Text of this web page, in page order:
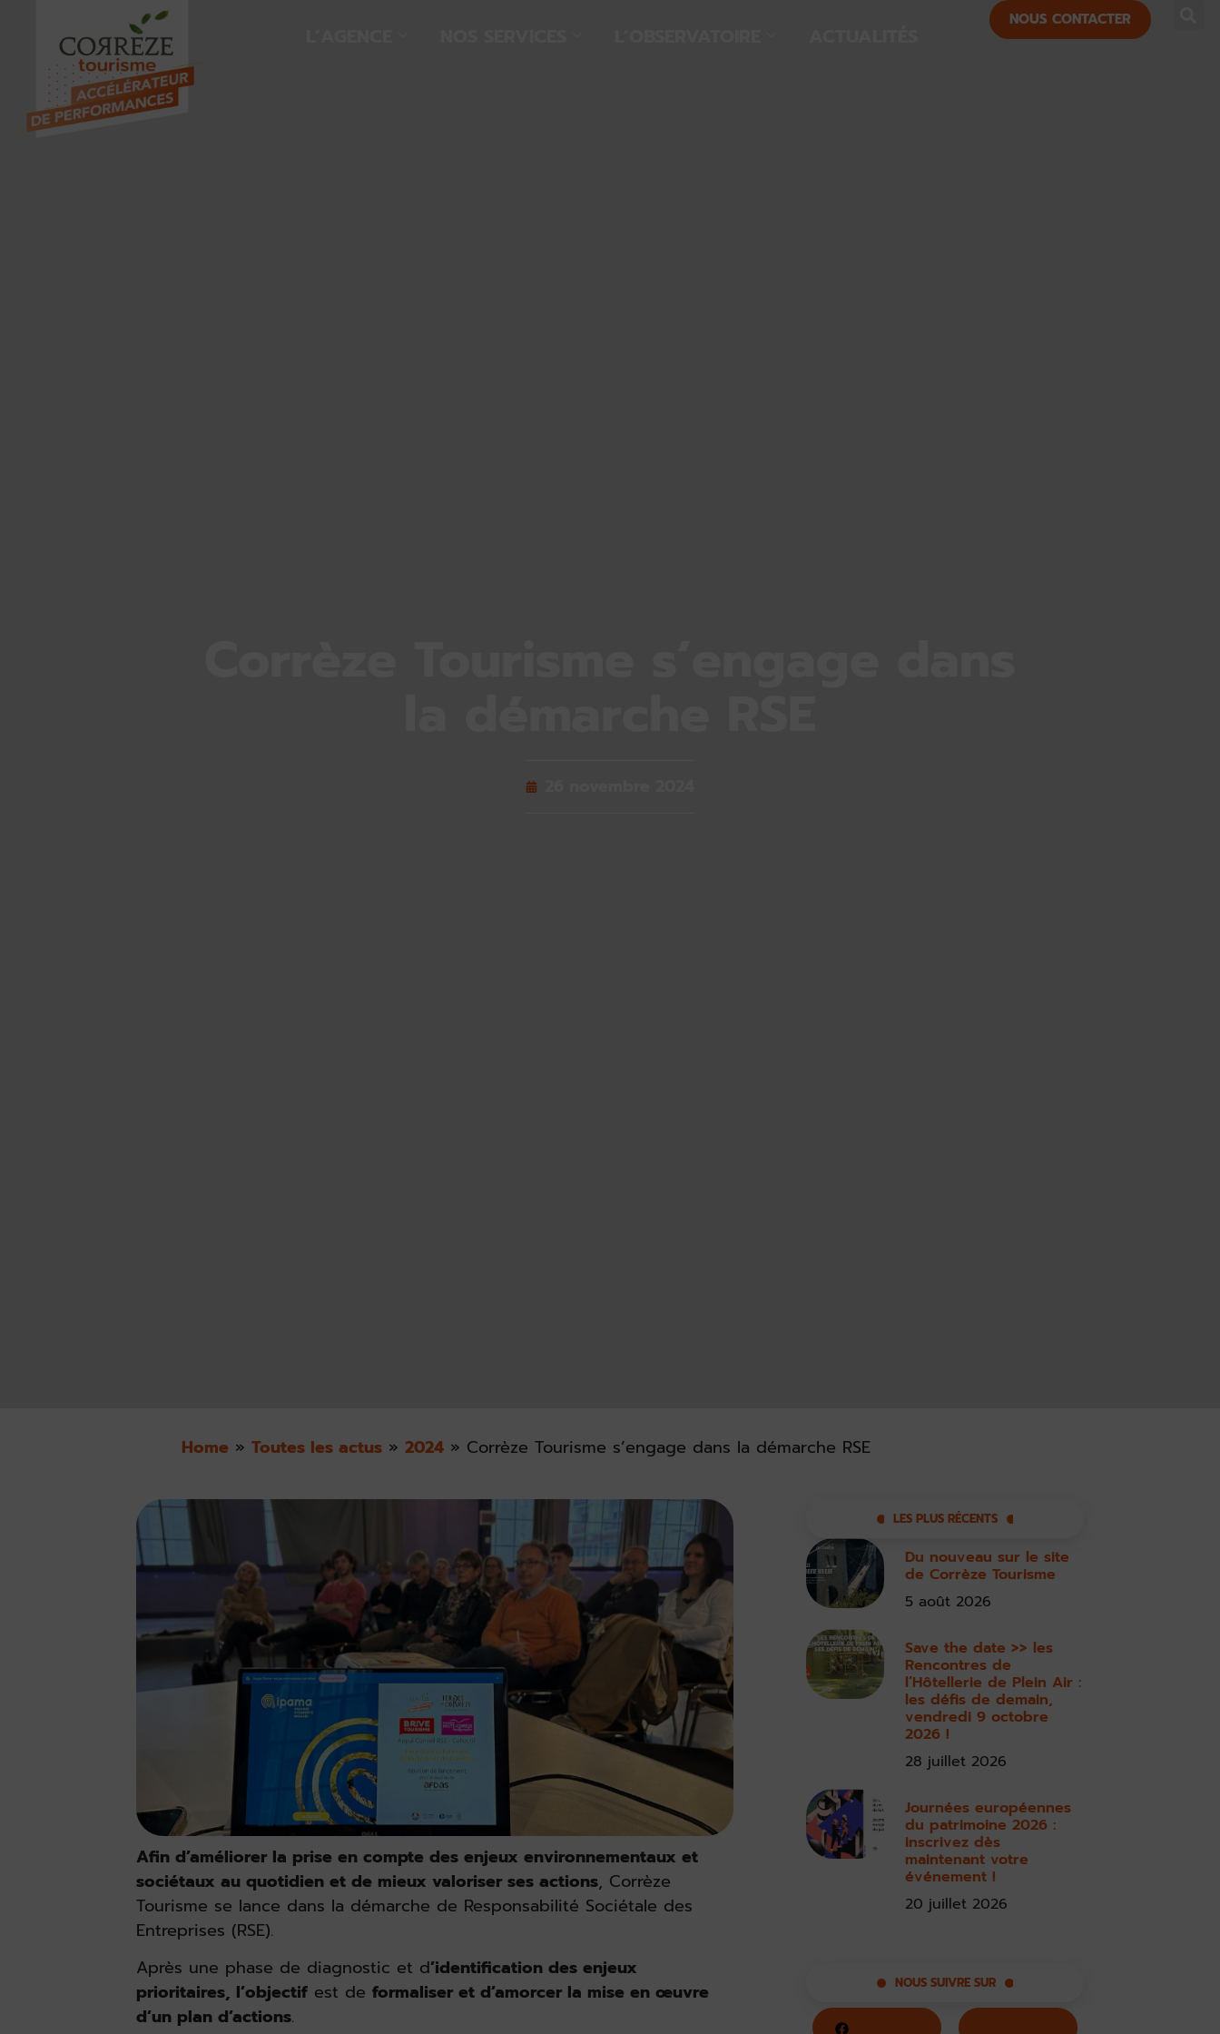
NOUS CONTACTER
Home » Toutes les actus » 2024 » Corrèze Tourisme s’engage dans la démarche RSE
Afin d’améliorer la prise en compte des enjeux environnementaux et
sociétaux au quotidien et de mieux valoriser ses actions, Corrèze
Tourisme se lance dans la démarche de Responsabilité Sociétale des
Entreprises (RSE).
Après une phase de diagnostic et d’identification des enjeux
prioritaires, l’objectif est de formaliser et d’amorcer la mise en œuvre
d’un plan d’actions.
LES PLUS RÉCENTS
Du nouveau sur le site
de Corrèze Tourisme
5 août 2026
Save the date >> les
Rencontres de
l’Hôtellerie de Plein Air :
les défis de demain,
vendredi 9 octobre
2026 !
28 juillet 2026
Journées européennes
du patrimoine 2026 :
inscrivez dès
maintenant votre
événement !
20 juillet 2026
NOUS SUIVRE SUR